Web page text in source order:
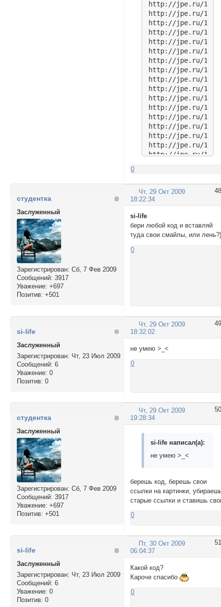
http://jpe.ru/1/
http://jpe.ru/1/
http://jpe.ru/1/
http://jpe.ru/1/
http://jpe.ru/1/
http://jpe.ru/1/
http://jpe.ru/1/
http://jpe.ru/1/
http://jpe.ru/1/
http://jpe.ru/1/
http://jpe.ru/1/
http://jpe.ru/1/
http://jpe.ru/1/
http://jpe.ru/1/
http://jpe.ru/1/
http://jpe.ru/1/
http://jpe.ru/1/
http://jpe.ru/1/
http://jpe.ru/1/
http://jpe.ru/1/
http://jpe.ru/1/
http://jpe.ru/1/
0
48
Чт, 29 Окт 2009
18:22:34
студентка
Заслуженный
Зарегистрирован: Сб, 7 Фев 2009
Сообщений: 3917
Уважение: +697
Позитив: +501
si-life
бери любой код и вставляй
туда свои смайлы, или
0
49
Чт, 29 Окт 2009
18:32:02
si-life
Заслуженный
Зарегистрирован: Чт, 23 Июл 2009
Сообщений: 6
Уважение: 0
Позитив: 0
не умею >_<
0
50
Чт, 29 Окт 2009
19:28:34
студентка
Заслуженный
Зарегистрирован: Сб, 7 Фев 2009
Сообщений: 3917
Уважение: +697
Позитив: +501
si-life написал(а):
не умею >_<
берешь код, берешь свои
ссылки на картинки,
старые ссылки и ставишь
0
51
Пт, 30 Окт 2009
06:04:37
si-life
Заслуженный
Зарегистрирован: Чт, 23 Июл 2009
Сообщений: 6
Уважение: 0
Позитив: 0
Какой код?
Кароче спасибо
0